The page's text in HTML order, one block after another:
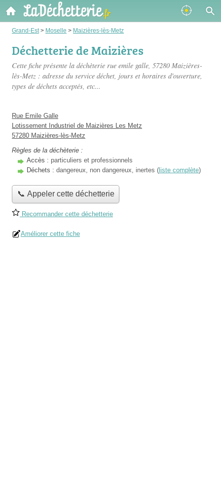
Grand-Est > Moselle > Maizières-lès-Metz
Déchetterie de Maizières
Cette fiche présente la déchèterie rue emile galle, 57280 Maizières-
lès-Metz : adresse du service déchet, jours et horaires d'ouverture,
types de déchets acceptés, etc...
Rue Emile Galle
Lotissement Industriel de Maizières Les Metz
57280 Maizières-lès-Metz
Règles de la déchèterie :
Accès : particuliers et professionnels
Déchets : dangereux, non dangereux, inertes ( liste complète)
📞 Appeler cette déchetterie
Recommander cette déchetterie
Améliorer cette fiche